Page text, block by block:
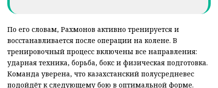
По его словам, Рахмонов активно тренируется и
восстанавливается после операции на колене. В
тренировочный процесс включены все направления:
ударная техника, борьба, бокс и физическая подготовка.
Команда уверена, что казахстанский полусредневес
подойдёт к следующему бою в оптимальной форме.